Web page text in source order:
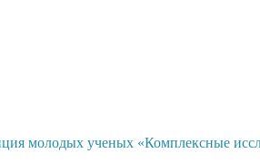
молодых ученых «Комплексные